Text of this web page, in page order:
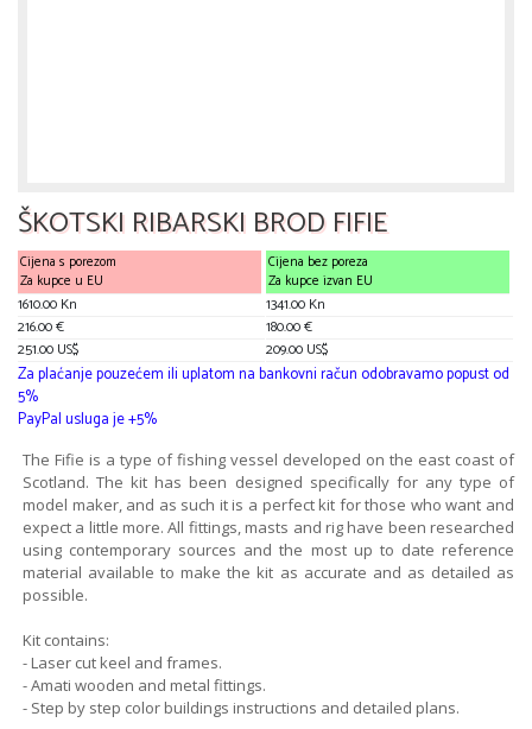
ŠKOTSKI RIBARSKI BROD FIFIE
Cijena s porezom
Za kupce u EU
1610.00 Kn
216.00 €
251.00 US$
Cijena bez poreza
Za kupce izvan EU
1341.00 Kn
180.00 €
209.00 US$
Za plaćanje pouzećem ili uplatom na bankovni račun odobravamo popust od
5%
PayPal usluga je +5%
The Fifie is a type of fishing vessel developed on the east coast of
Scotland. The kit has been designed specifically for any type of
model maker, and as such it is a perfect kit for those who want and
expect a little more. All fittings, masts and rig have been researched
using contemporary sources and the most up to date reference
material available to make the kit as accurate and as detailed as
possible.
Kit contains:
- Laser cut keel and frames.
- Amati wooden and metal fittings.
- Step by step color buildings instructions and detailed plans.